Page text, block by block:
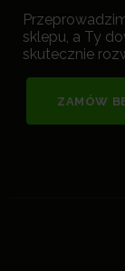
sklepu, a Ty
skutecznie
ZAMÓW